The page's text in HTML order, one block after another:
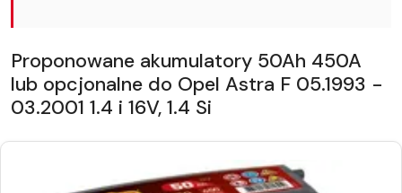
Proponowane akumulatory 50Ah 450A
lub opcjonalne do Opel Astra F 05.1993 -
03.2001 1.4 i 16V, 1.4 Si